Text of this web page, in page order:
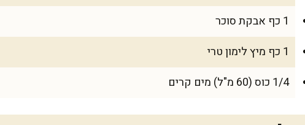
1 כף אבקת סוכר
1 כף מיץ לימון טרי
1/4 כוס (60 מ"ל) מים קרים